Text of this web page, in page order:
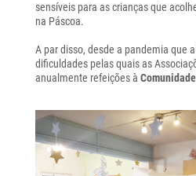
sensíveis para as crianças que
na Páscoa.
A par disso, desde a pandemia que
dificuldades pelas quais as
anualmente refeições à